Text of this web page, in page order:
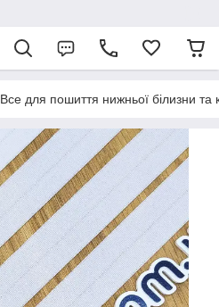
Все для пошиття нижньої білизни та